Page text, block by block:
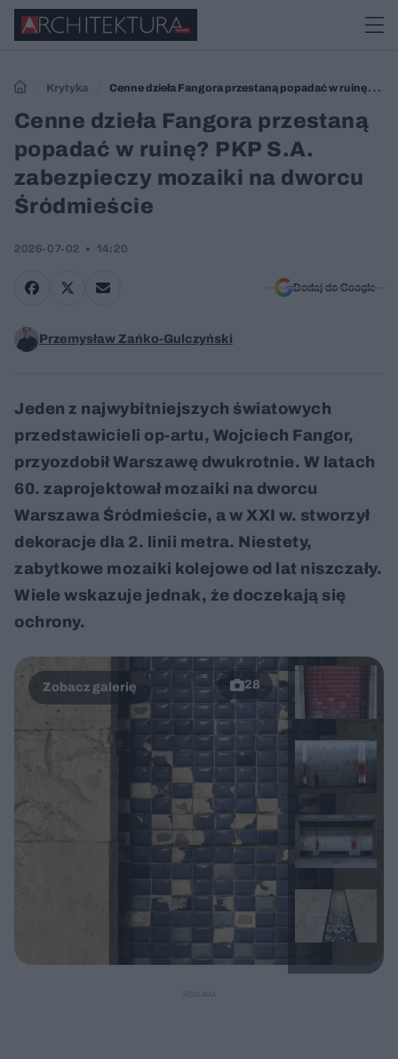
Krytyka
Cenne dzieła Fangora przestaną popadać w ruinę?
PKP S.A. zabezpieczy mozaiki na dworcu Śródmieście
Cenne dzieła Fangora przestaną
popadać w ruinę? PKP S.A.
zabezpieczy mozaiki na dworcu
Śródmieście
2026-07-02 14:20
Dodaj do Google
Przemysław Zańko-Gulczyński
Jeden z najwybitniejszych światowych
przedstawicieli op-artu, Wojciech Fangor,
przyozdobił Warszawę dwukrotnie. W latach
60. zaprojektował mozaiki na dworcu
Warszawa Śródmieście, a w XXI w. stworzył
dekoracje dla 2. linii metra. Niestety,
zabytkowe mozaiki kolejowe od lat niszczały.
Wiele wskazuje jednak, że doczekają się
ochrony.
28